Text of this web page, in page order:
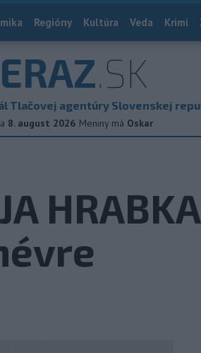
Regióny Kultúra Veda Krimi
.SK
Tlačovej agentúry Slovenskej
8. august 2026 Meniny má Oskar